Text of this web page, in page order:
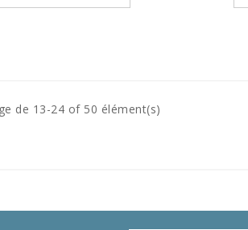
de 13-24 of 50 élément(s)